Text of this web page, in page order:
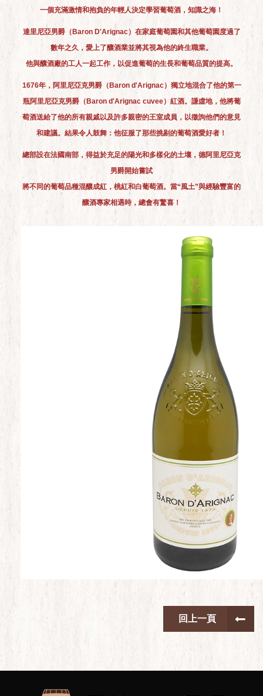
一個充滿激情和抱負的年輕人決定學習葡萄酒，知識之海！
達里尼亞男爵（Baron D'Arignac）在家庭葡萄園和其他葡萄園度過了
數年之久，愛上了釀酒業並將其視為他的終生職業。
他與釀酒廠的工人一起工作，以促進葡萄的生長和葡萄品質的提高。
1676年，阿里尼亞克男爵（Baron d'Arignac）獨立地混合了他的第一
瓶阿里尼亞克男爵（Baron d'Arignac cuvee）紅酒。謙虛地，他將葡
萄酒送給了他的所有親戚以及許多親密的王室成員，以徵詢他們的意見
和建議。結果令人鼓舞：他征服了那些挑剔的葡萄酒愛好者！
總部設在法國南部，得益於充足的陽光和多樣化的土壤，德阿里尼亞克
男爵開始嘗試
將不同的葡萄品種混釀成紅，桃紅和白葡萄酒。當“風土”與經驗豐富的
釀酒專家相遇時，總會有驚喜！
回上一頁